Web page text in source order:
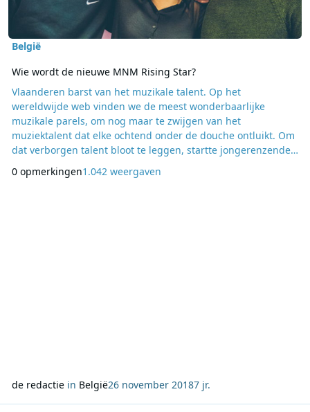
België
Wie wordt de nieuwe MNM Rising Star?
Vlaanderen barst van het muzikale talent. Op het
wereldwijde web vinden we de meest wonderbaarlijke
muzikale parels, om nog maar te zwijgen van het
muziektalent dat elke ochtend onder de douche ontluikt. Om
dat verborgen talent bloot te leggen, startte jongerenzender
strafste nieuwe muzikale talent in Vlaanderen. Alle MNM-
0 opmerkingen1.042 weergaven
de redactiein België26 november 20187 jr.